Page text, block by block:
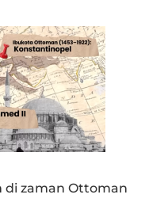
di zaman Ottoman